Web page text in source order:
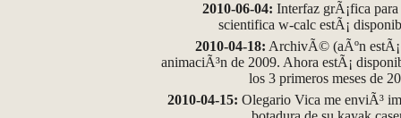
2010-06-04: Interfaz grÃ¡fica
scientifica w-calc estÃ¡
2010-04-18: ArchivÃ© (aÃºn
animaciÃ³n de 2009. Ahora estÃ¡
los 3 primeros meses de
2010-04-15: Olegario Vica me enviÃ³